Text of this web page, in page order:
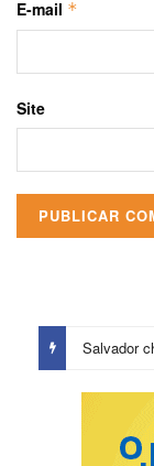
E-mail *
Site